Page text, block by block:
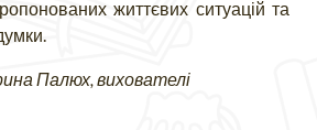
життєвих ситуацій та
Палюх, вихователі